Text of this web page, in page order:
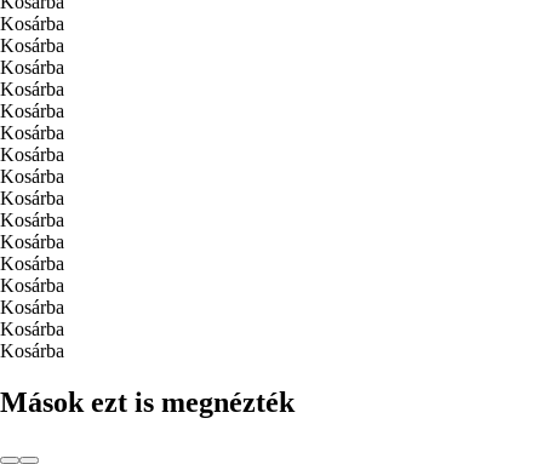
Kosárba
Kosárba
Kosárba
Kosárba
Kosárba
Kosárba
Kosárba
Kosárba
Kosárba
Kosárba
Kosárba
Kosárba
Kosárba
Kosárba
Kosárba
Kosárba
Mások ezt is megnézték